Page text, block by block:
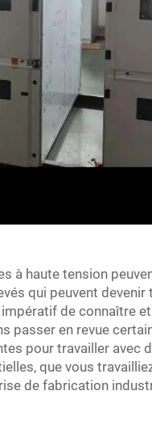
à haute tension
qui peuvent
de connaître
passer en revue
pour travailler avec
que vous
de fabrication